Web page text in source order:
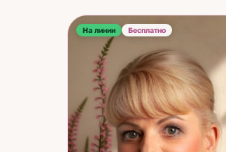
На линии Бесплатно